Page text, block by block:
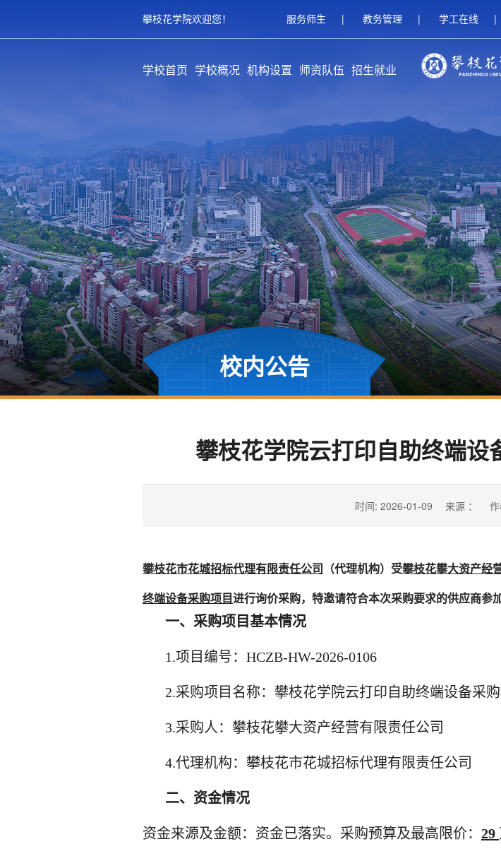
攀枝花学院欢迎您！ 服务师生 | 教务管理 | 学工在线 |
学校首页 学校概况 机构设置 师资队伍 招生就业
校内公告
攀枝花学院云打印自助终端
时间: 2026-01-09 来源 ：
攀枝花市花城招标代理有限责任公司 （代理机构）受攀枝花攀大资产经
终端设备采购项目进行询价采购，特邀请符合本次采购要求的供应商参
一、采购项目基本情况
1.项目编号： HCZB-HW-2026-0106
2.采购项目名称： 攀枝花学院云打印自助终端设备采购
3.采购人： 攀枝花攀大资产经营有限责任公司
4.代理机构： 攀枝花市花城招标代理有限责任公司
二、资金情况
资金来源及金额： 资金已落实。 采购预算及最高限价： 29